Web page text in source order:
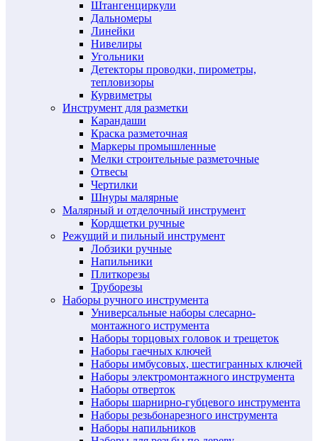
Штангенциркули
Дальномеры
Линейки
Нивелиры
Угольники
Детекторы проводки, пирометры,
тепловизоры
Курвиметры
Инструмент для разметки
Карандаши
Краска разметочная
Маркеры промышленные
Мелки строительные разметочные
Отвесы
Чертилки
Шнуры малярные
Малярный и отделочный инструмент
Кордщетки ручные
Режущий и пильный инструмент
Лобзики ручные
Напильники
Плиткорезы
Труборезы
Наборы ручного инструмента
Универсальные наборы слесарно-
монтажного иструмента
Наборы торцовых головок и трещеток
Наборы гаечных ключей
Наборы имбусовых, шестигранных ключей
Наборы электромонтажного инструмента
Наборы отверток
Наборы шарнирно-губцевого инструмента
Наборы резьбонарезного инструмента
Наборы напильников